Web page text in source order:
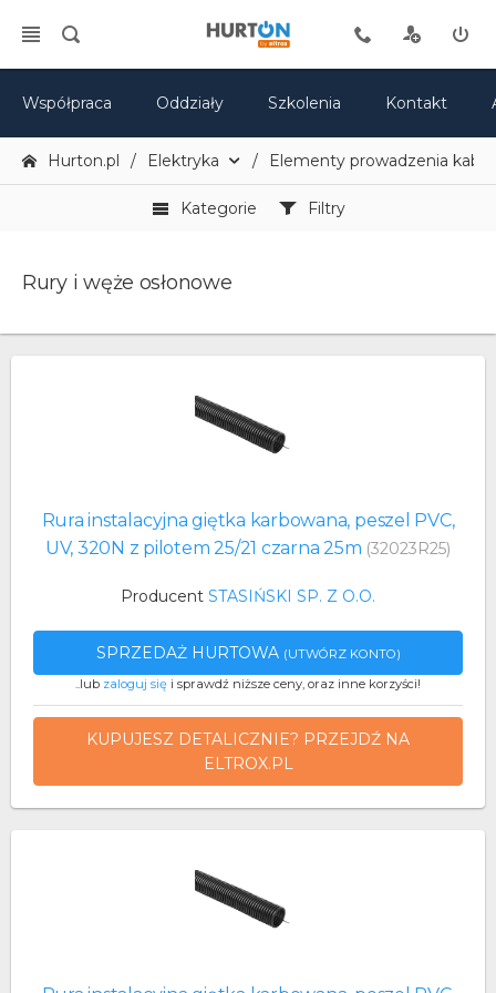
Współpraca Oddziały Szkolenia Kontakt
Hurton.pl Elektryka Elementy prowadzenia kabli
Kategorie Filtry
Rury i węże osłonowe
Rura instalacyjna giętka karbowana, peszel PVC,
UV, 320N z pilotem 25/21 czarna 25m (32023R25)
Producent STASIŃSKI SP. Z O.O.
SPRZEDAŻ HURTOWA (UTWÓRZ KONTO)
..lub zaloguj się i sprawdź niższe ceny, oraz inne korzyści!
KUPUJESZ DETALICZNIE? PRZEJDŹ NA
ELTROX.PL